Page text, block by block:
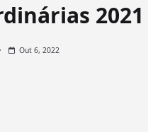
2021
Out 6, 2022